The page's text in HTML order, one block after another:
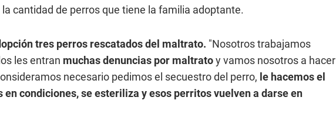
cantidad de perros que tiene la familia adoptante.
tres perros rescatados del maltrato. "Nosotros trabajamos
les entran muchas denuncias por maltratoy vamos nosotros a hacer
necesario pedimos el secuestro del perro, le hacemos el
condiciones, se esteriliza y esos perritos vuelven a darse en